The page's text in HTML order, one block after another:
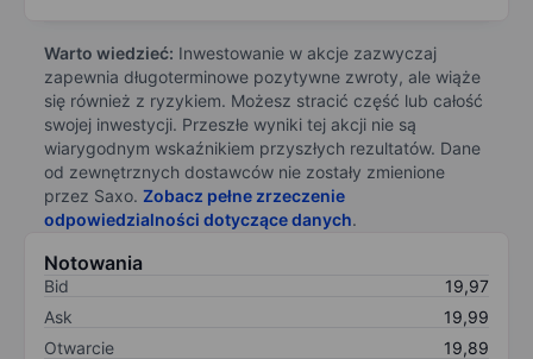
Warto wiedzieć: Inwestowanie w akcje zazwyczaj
zapewnia długoterminowe pozytywne zwroty, ale wiąże
się również z ryzykiem. Możesz stracić część lub całość
swojej inwestycji. Przeszłe wyniki tej akcji nie są
wiarygodnym wskaźnikiem przyszłych rezultatów. Dane
od zewnętrznych dostawców nie zostały zmienione
przez Saxo. Zobacz pełne zrzeczenie
odpowiedzialności dotyczące danych.
Notowania
Bid
19,97
Ask
19,99
Otwarcie
19,89